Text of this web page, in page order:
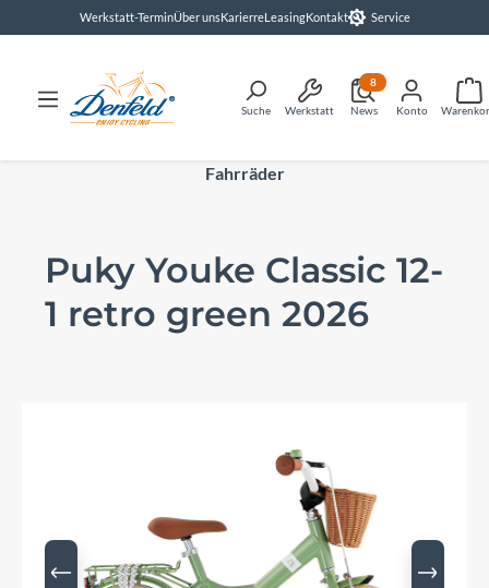
springenWerkstatt-TerminÜber unsKarierreLeasingKontakt Service
Suche Werkstatt News
8
Konto
Fahrräder
Puky Youke Classic 12-
1 retro green 2026